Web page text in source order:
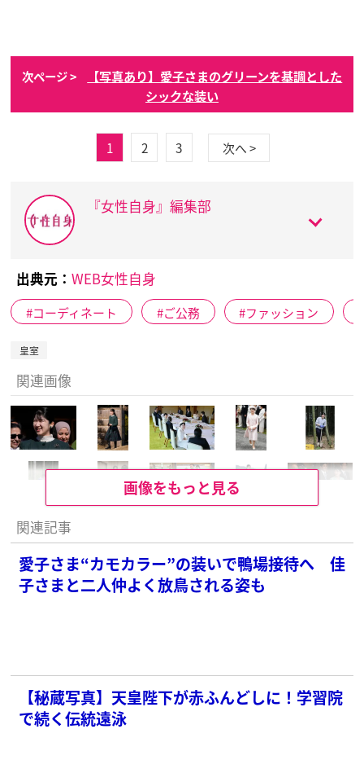
次ページ >
【写真あり】愛子さまのグリーンを基調とした
シックな装い
1 2 3 次へ >
『女性自身』編集部
出典元： WEB女性自身
コーディネート ご公務 ファッション
皇室
関連画像
画像をもっと見る
関連記事
愛子さま“カモカラー”の装いで鴨場接待へ 佳
子さまと二人仲よく放鳥される姿も
【秘蔵写真】天皇陛下が赤ふんどしに！学習院
で続く伝統遠泳